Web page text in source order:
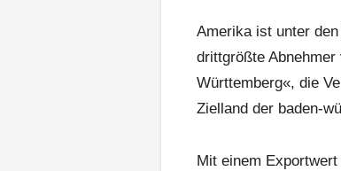
Amerika ist unter
drittgrößte
Württemberg«, die
Zielland der baden-
Mit einem